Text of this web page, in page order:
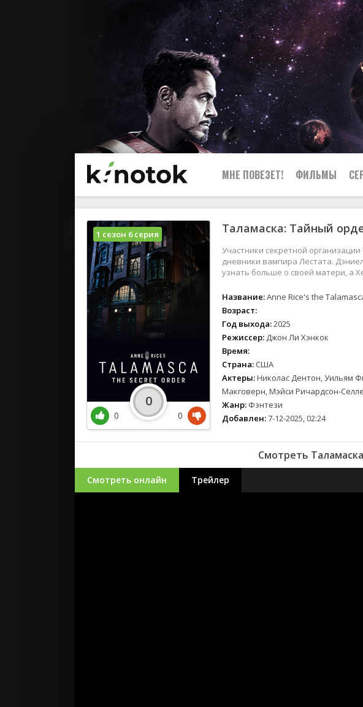
МНЕ ПОВЕЗЕТ! ФИЛЬМЫ
Таламаска: Тайный
Участники секретной
дневники вампира Лестата.
узнать больше о своей матери, а
Название:Anne Rice's the
Возраст:
Год выхода:2025
Режиссер: Джон Ли Хэнкок
Время:
Страна: США
Актеры:Николас Дентон, Уильям
Макговерн, Мэйси Ричардсон-
Жанр: Фэнтези
Добавлен:7-12-2025, 02:24
1 сезон 6 серия
0
0
0
Смотреть
Смотреть онлайн Трейлер